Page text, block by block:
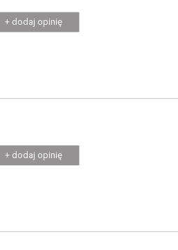
+ dodaj opinię
+ dodaj opinię